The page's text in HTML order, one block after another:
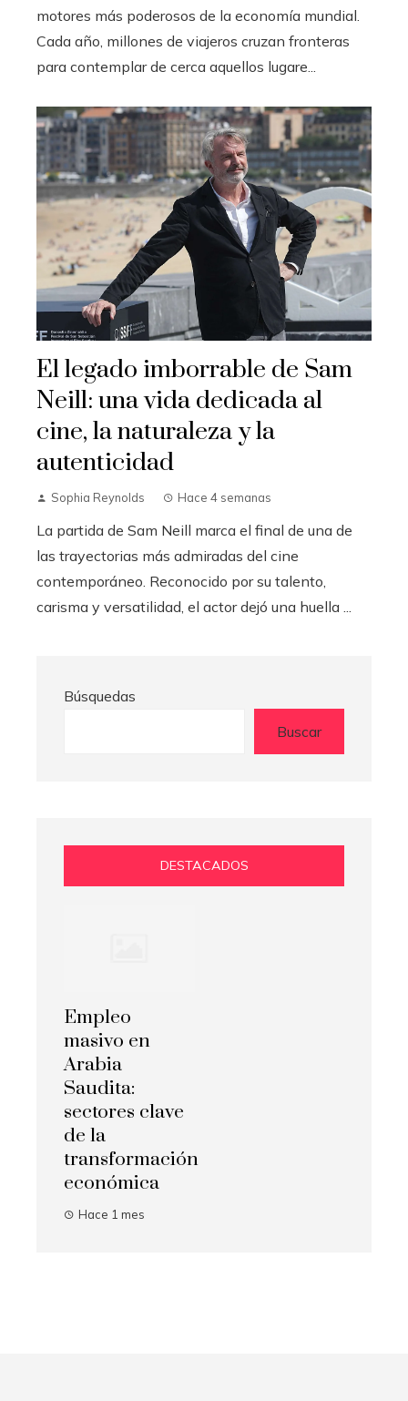
motores más poderosos de la economía mundial.
Cada año, millones de viajeros cruzan fronteras
para contemplar de cerca aquellos lugare...
El legado imborrable de Sam
Neill: una vida dedicada al
cine, la naturaleza y la
autenticidad
Sophia Reynolds Hace 4 semanas
La partida de Sam Neill marca el final de una de
las trayectorias más admiradas del cine
contemporáneo. Reconocido por su talento,
carisma y versatilidad, el actor dejó una huella ...
Búsquedas
Buscar
DESTACADOS
Empleo
masivo en
Arabia
Saudita:
sectores clave
de la
transformación
económica
Hace 1 mes